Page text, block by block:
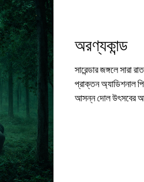
অরণ্যকান্ড
সারেন্ডার জঙ্গলে সারা রাত আটকে পড়ে,
প্রাক্তন অ্যাডিশনাল
আসন্ন দোল উৎসবের আগে জঙ্গলের রোমাঞ্চকর গল্প। সারেন্ডার সুন্দর শালের বন